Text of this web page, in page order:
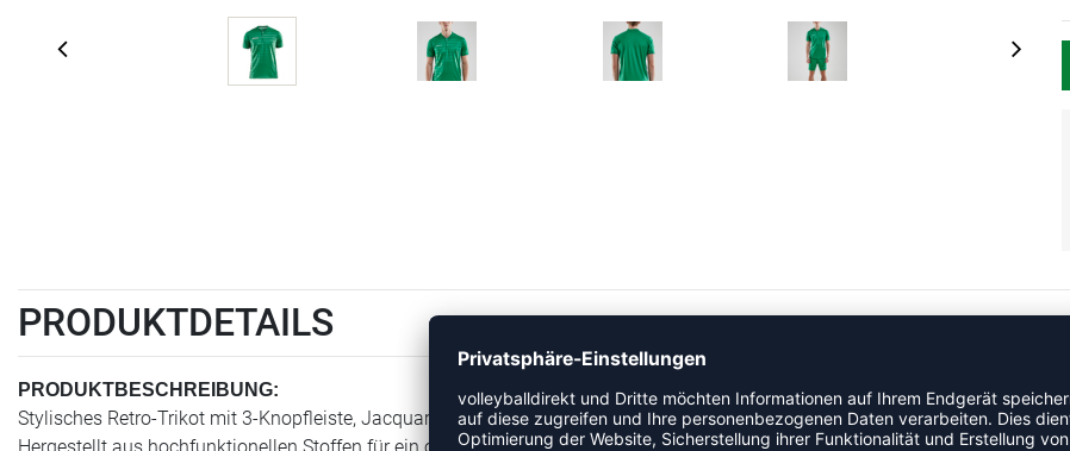
PRODUKTDETAILS
PRODUKTBESCHREIBUNG:
Stylisches Retro-Trikot mit 3-Knopfleiste, Jacquard-Strick vorne und Netzeinsätzen an den Seiten für verbesserte Belüftung.